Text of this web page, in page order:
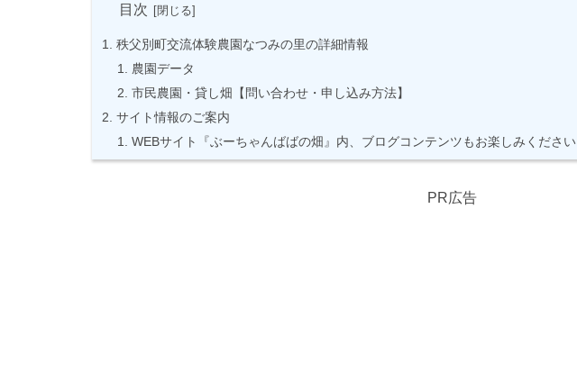
目次
秩父別町交流体験農園なつみの里の詳細情報
農園データ
市民農園・貸し畑【問い合わせ・申し込み方法】
サイト情報のご案内
WEBサイト『ぶーちゃんばばの畑』内、ブログコンテンツもお楽しみください
PR広告